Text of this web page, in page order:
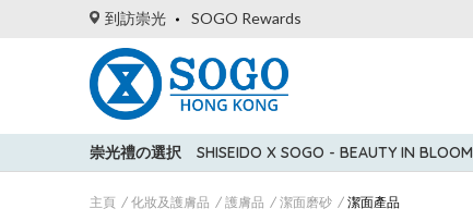
到訪崇光 SOGO Rewards
崇光禮の選択 SHISEIDO X SOGO - BEAUTY IN BLOOM
主頁 化妝及護膚品 護膚品 潔面磨砂 潔面產品